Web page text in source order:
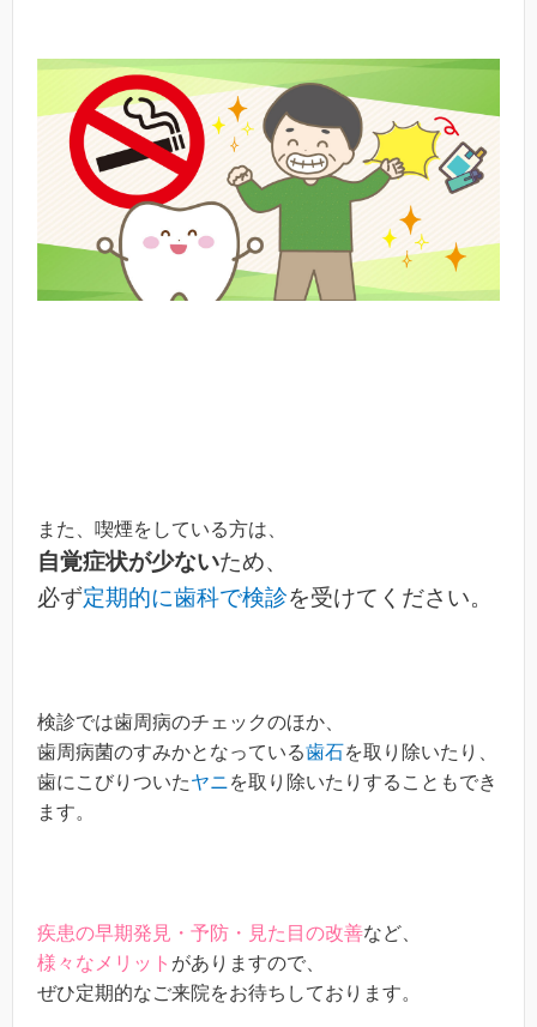
また、喫煙をしている方は、
自覚症状が少ないため、
必ず定期的に歯科で検診を受けてください。
検診では歯周病のチェックのほか、
歯周病菌のすみかとなっている歯石を取り除いたり、
歯にこびりついたヤニを取り除いたりすることもでき
ます。
疾患の早期発見・予防・見た目の改善など、
様々なメリット がありますので、
ぜひ定期的なご来院をお待ちしております。